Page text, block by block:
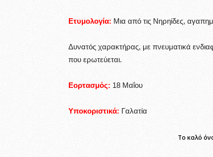
Ετυμολογία: Μια από τις Νηρηίδες,
Δυνατός χαρακτήρας, με πνευματικά
που ερωτεύεται.
Εορτασμός: 18 Μαΐου
Υποκοριστικά: Γαλατία
Το καλό